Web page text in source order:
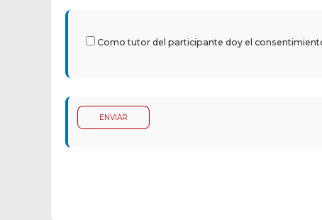
Como tutor del participante doy el